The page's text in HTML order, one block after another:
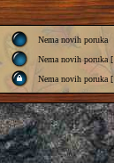
Nema novih poruka
Nema novih poruka
Nema novih poruka